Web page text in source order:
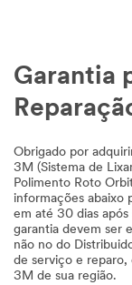
Garantia
Obrigado por
3M (Sistema de
Polimento Roto
informações abaixo
em até 30 dias
garantia devem ser
não no do
de serviço e
3M de sua região.